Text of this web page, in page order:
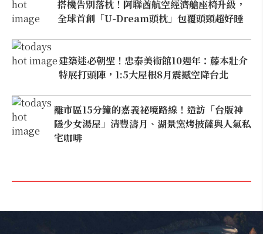
搭機告別落枕！阿聯酋航空經濟艙座椅升級，
全球首創「U-Dream頭枕」包覆頭頸超好睡
建築迷必朝聖！忠泰美術館10週年：藤本壯介
特展打頭陣，1:5大屋根8月震撼空降台北
離市區15分鐘的嘉義祕境路線！造訪「台版神
隱少女湯屋」清豐濤月、湖景窯烤披薩與人氣私
宅咖啡